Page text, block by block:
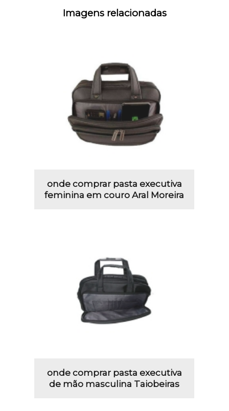
Imagens relacionadas
onde comprar pasta executiva
feminina em couro Aral Moreira
onde comprar pasta executiva
de mão masculina Taiobeiras